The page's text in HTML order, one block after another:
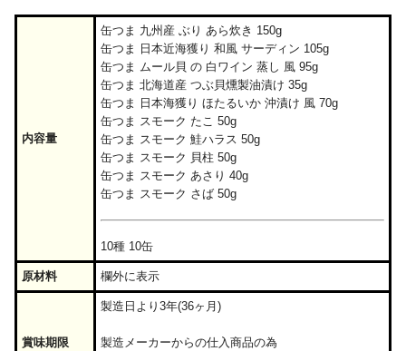
内容量
缶つま 九州産 ぶり あら炊き 150g
缶つま 日本近海獲り 和風 サーディン 105g
缶つま ムール貝 の 白ワイン 蒸し 風 95g
缶つま 北海道産 つぶ貝燻製油漬け 35g
缶つま 日本海獲り ほたるいか 沖漬け 風 70g
缶つま スモーク たこ 50g
缶つま スモーク 鮭ハラス 50g
缶つま スモーク 貝柱 50g
缶つま スモーク あさり 40g
缶つま スモーク さば 50g
10種 10缶
原材料 欄外に表示
賞味期限
製造日より3年(36ヶ月)
製造メーカーからの仕入商品の為